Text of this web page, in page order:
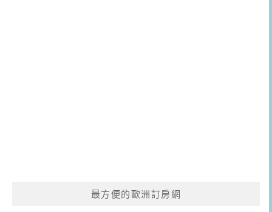
最方便的歐洲訂房網